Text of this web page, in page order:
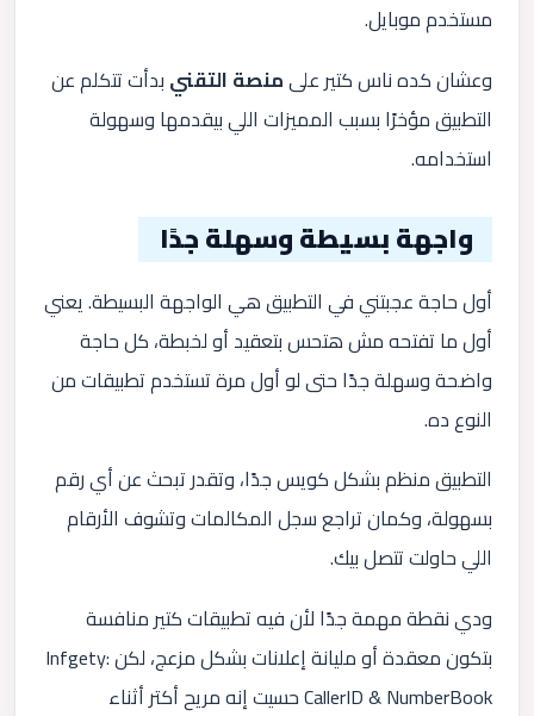
مستخدم موبايل.
وعشان كده ناس كتير علىمنصة التقني بدأت تتكلم عن
التطبيق مؤخرًا بسبب المميزات اللي بيقدمها وسهولة
استخدامه.
واجهة بسيطة وسهلة جدًا
أول حاجة عجبتني في التطبيق هي الواجهة البسيطة. يعني
أول ما تفتحه مش هتحس بتعقيد أو لخبطة، كل حاجة
واضحة وسهلة جدًا حتى لو أول مرة تستخدم تطبيقات من
النوع ده.
التطبيق منظم بشكل كويس جدًا، وتقدر تبحث عن أي رقم
بسهولة، وكمان تراجع سجل المكالمات وتشوف الأرقام
اللي حاولت تتصل بيك.
ودي نقطة مهمة جدًا لأن فيه تطبيقات كتير منافسة
بتكون معقدة أو مليانة إعلانات بشكل مزعج، لكن Infgety:
CallerID & NumberBook حسيت إنه مريح أكتر أثناء